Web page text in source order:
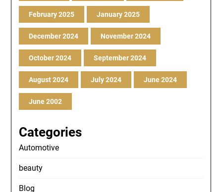
February 2025 January 2025
December 2024 November 2024
October 2024 September 2024
August 2024 July 2024 June 2024
June 2002
Categories
Automotive
beauty
Blog